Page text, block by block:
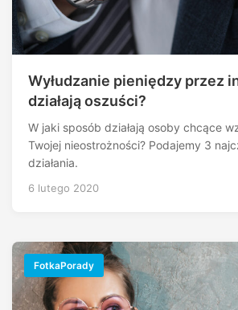
Wyłudzanie pieniędzy przez
działają oszuści?
W jaki sposób działają osoby chcące
Twojej nieostrożności? Podajemy 3
działania.
6 lutego 2020
FotkaPorady